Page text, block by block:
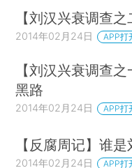
【刘汉兴衰调查
2014年02月24日 APP打
【刘汉兴衰调查
黑路
2014年02月24日 APP打
【反腐周记】谁
2014年02月24日 APP打